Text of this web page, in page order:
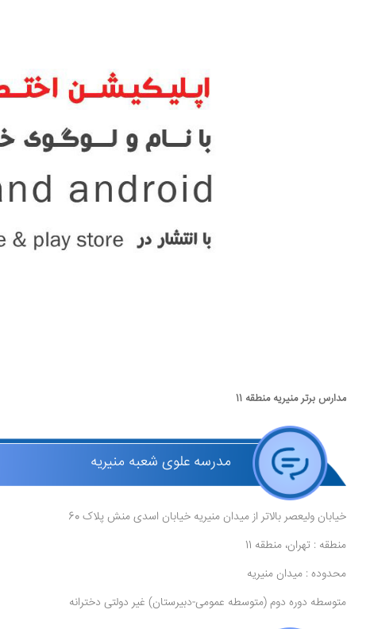
مدارس برتر منیریه منطقه 11
مدرسه علوی شعبه منیریه
خیابان ولیعصر بالاتر از میدان منیریه خیابان اسدی منش پلاک 60
منطقه : تهران، منطقه 11
محدوده : میدان منیریه
متوسطه دوره دوم (متوسطه عمومی-دبیرستان) غیر دولتی دخترانه